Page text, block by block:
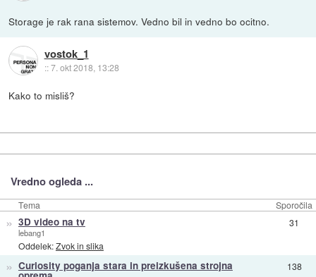
Storage je rak rana sistemov. Vedno bil in vedno bo ocitno.
vostok_1
::7. okt 2018, 13:28
Kako to misliš?
Vredno ogleda ...
Tema Sporočila
» 3D video na tv
lebang1
Oddelek:Zvok in slika
31
» Curiosity poganja stara in preizkušena strojna 138